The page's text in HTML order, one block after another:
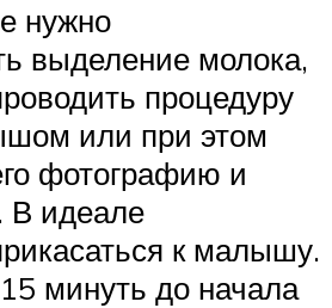
нужно
выделение молока,
процедуру
или при этом
фотографию и
В идеале
к малышу.
минуть до начала